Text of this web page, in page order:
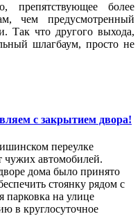
препятствующее более
чем предусмотренный
Так что другого выхода,
шлагбаум, просто не
с закрытием двора!
переулке
чужих автомобилей.
дома было принято
стоянку рядом с
парковка на улице
в круглосуточное